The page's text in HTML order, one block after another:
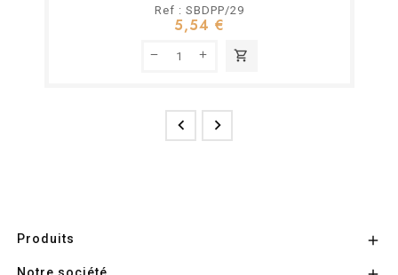
Ref : SBDPP/29
5,54 €
shopping_cart
 
Produits 